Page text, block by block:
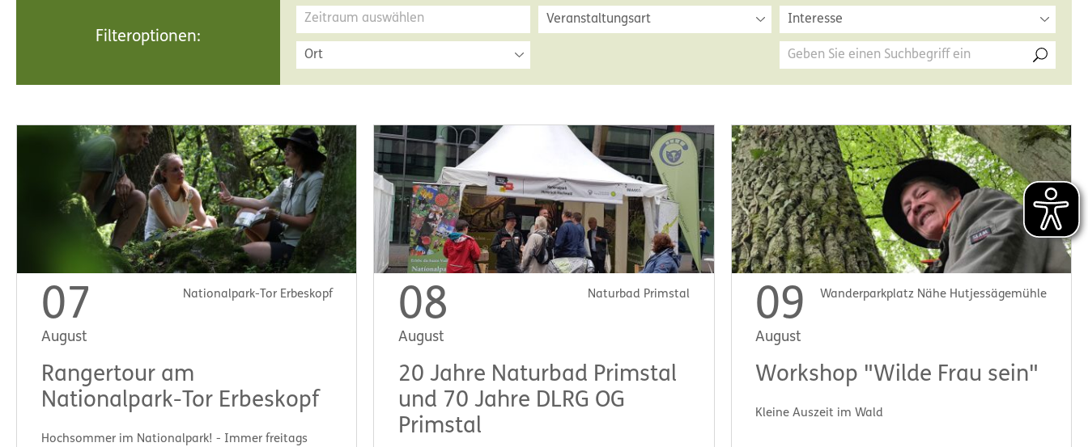
Filteroptionen:
Veranstaltungsart Interesse
Ort
07
August
Nationalpark-Tor Erbeskopf
Rangertour am
Nationalpark-Tor Erbeskopf
Hochsommer im Nationalpark! - Immer freitags
08
August
Naturbad Primstal
20 Jahre Naturbad Primstal
und 70 Jahre DLRG OG
Primstal
09
August
Wanderparkplatz Nähe Hutjessägemühle
Workshop "Wilde Frau sein"
Kleine Auszeit im Wald